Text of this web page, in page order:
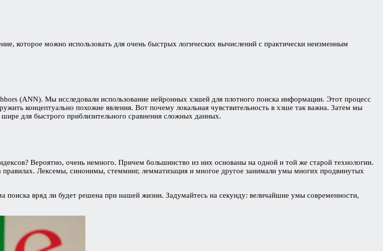
которое можно использовать для очень быстрых логических вычислений с практически неизменным
(ANN). Мы исследовали использование нейронных хэшей для плотного поиска информации. Этот процесс
концептуально похожие явления. Вот почему локальная чувствительность в хэше так важна. Затем мы
для быстрого приблизительного сравнения сложных данных.
Вероятно, очень немного. Причем большинство из них основаны на одной и той же старой технологии.
Лексемы, синонимы, стемминг, лемматизация и многое другое занимали умы многих продвинутых
вряд ли будет решена при нашей жизни. Задумайтесь на секунду: величайшие умы современности,